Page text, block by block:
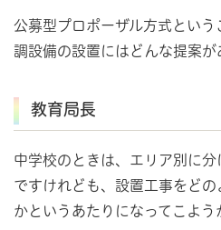
公募型プロポーザル方式とい
調設備の設置にはどんな提案が
教育局長
中学校のときは、エリア別に
ですけれども、設置工事をどの
かというあたりになってこよう